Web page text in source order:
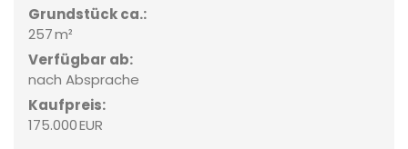
Grund­stück ca.:
257 m²
Verfügbar ab:
nach Absprache
Kaufpreis:
175.000 EUR